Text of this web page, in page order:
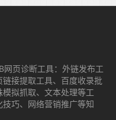
网页诊断工具：外链发布工
接提取工具、百度收录批
拟抓取、文本处理等工
巧、网络营销推广等知